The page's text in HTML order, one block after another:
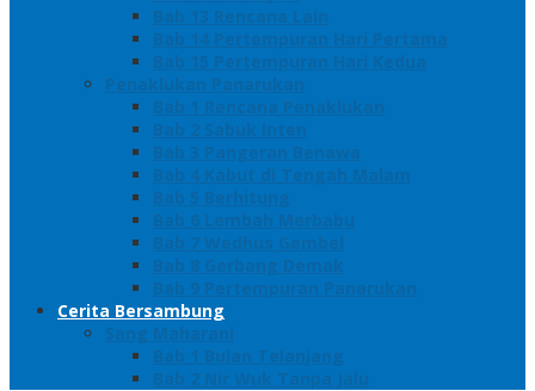
Bab 13 Rencana Lain
Bab 14 Pertempuran Hari Pertama
Bab 15 Pertempuran Hari Kedua
Penaklukan Panarukan
Bab 1 Rencana Penaklukan
Bab 2 Sabuk Inten
Bab 3 Pangeran Benawa
Bab 4 Kabut di Tengah Malam
Bab 5 Berhitung
Bab 6 Lembah Merbabu
Bab 7 Wedhus Gembel
Bab 8 Gerbang Demak
Bab 9 Pertempuran Panarukan
Cerita Bersambung
Sang Maharani
Bab 1 Bulan Telanjang
Bab 2 Nir Wuk Tanpa Jalu